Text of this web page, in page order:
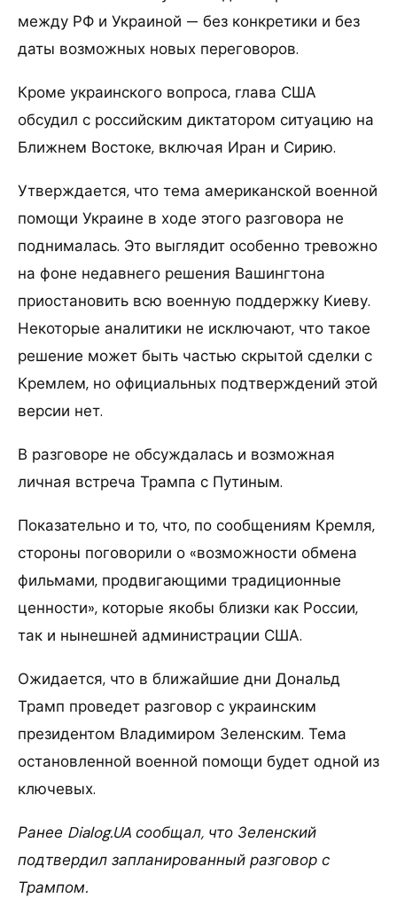
между РФ и Украиной — без конкретики и без
даты возможных новых переговоров.
Кроме украинского вопроса, глава США
обсудил с российским диктатором ситуацию на
Ближнем Востоке, включая Иран и Сирию.
Утверждается, что тема американской военной
помощи Украине в ходе этого разговора не
поднималась. Это выглядит особенно тревожно
на фоне недавнего решения Вашингтона
приостановить всю военную поддержку Киеву.
Некоторые аналитики не исключают, что такое
решение может быть частью скрытой сделки с
Кремлем, но официальных подтверждений этой
версии нет.
В разговоре не обсуждалась и возможная
личная встреча Трампа с Путиным.
Показательно и то, что, по сообщениям Кремля,
стороны поговорили о «возможности обмена
фильмами, продвигающими традиционные
ценности», которые якобы близки как России,
так и нынешней администрации США.
Ожидается, что в ближайшие дни Дональд
Трамп проведет разговор с украинским
президентом Владимиром Зеленским. Тема
остановленной военной помощи будет одной из
ключевых.
Ранее Dialog.UA сообщал, что Зеленский
подтвердил запланированный разговор с
Трампом.